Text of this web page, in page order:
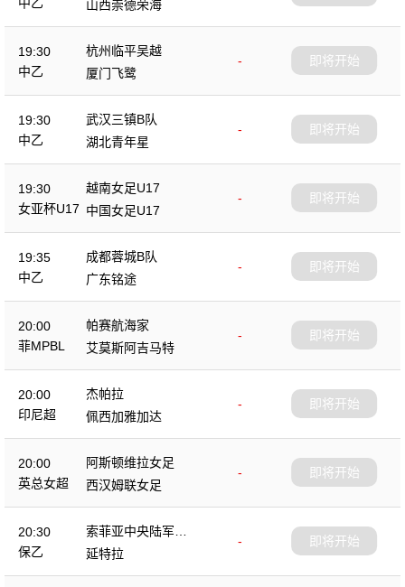
山西崇德荣海
19:30
中乙
杭州临平吴越
-
厦门飞鹭
即将开始
19:30
中乙
武汉三镇B队
-
湖北青年星
即将开始
19:30
女亚杯U17
越南女足U17
-
中国女足U17
即将开始
19:35
中乙
成都蓉城B队
-
广东铭途
即将开始
20:00
菲MPBL
帕赛航海家
-
艾莫斯阿吉马特
即将开始
20:00
印尼超
杰帕拉
-
佩西加雅加达
即将开始
20:00
英总女超
阿斯顿维拉女足
-
西汉姆联女足
即将开始
20:30
保乙
索菲亚中央陆军B
队
-
延特拉
即将开始